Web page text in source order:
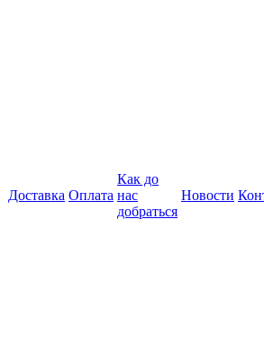
Доставка Оплата
Как до
нас
добраться
Новости